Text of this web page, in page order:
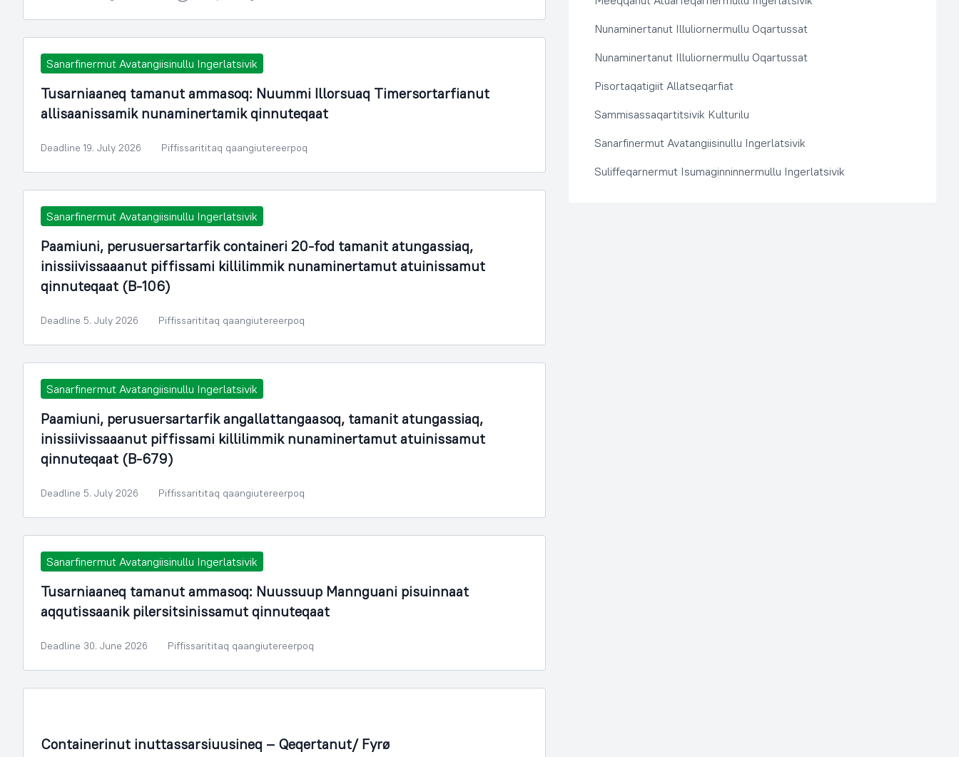
Sanarfinermut Avatangiisinullu Ingerlatsivik
Tusarniaaneq tamanut ammasoq: Nuummi Illorsuaq Timersortarfianut
allisaanissamik nunaminertamik qinnuteqaat
Deadline 19. July 2026 Piffissarititaq qaangiutereerpoq
Sanarfinermut Avatangiisinullu Ingerlatsivik
Paamiuni, perusuersartarfik containeri 20-fod tamanit atungassiaq,
inissiivissaaanut piffissami killilimmik nunaminertamut atuinissamut
qinnuteqaat (B-106)
Deadline 5. July 2026 Piffissarititaq qaangiutereerpoq
Sanarfinermut Avatangiisinullu Ingerlatsivik
Paamiuni, perusuersartarfik angallattangaasoq, tamanit atungassiaq,
inissiivissaaanut piffissami killilimmik nunaminertamut atuinissamut
qinnuteqaat (B-679)
Deadline 5. July 2026 Piffissarititaq qaangiutereerpoq
Sanarfinermut Avatangiisinullu Ingerlatsivik
Tusarniaaneq tamanut ammasoq: Nuussuup Mannguani pisuinnaat
aqqutissaanik pilersitsinissamut qinnuteqaat
Deadline 30. June 2026 Piffissarititaq qaangiutereerpoq
Containerinut inuttassarsiuusineq – Qeqertanut/ Fyrø
Nunaminertanut Illuliornermullu Oqartussat
Nunaminertanut Illuliornermullu Oqartussat
Pisortaqatigiit Allatseqarfiat
Sammisassaqartitsivik Kulturilu
Sanarfinermut Avatangiisinullu Ingerlatsivik
Suliffeqarnermut Isumaginninnermullu Ingerlatsivik